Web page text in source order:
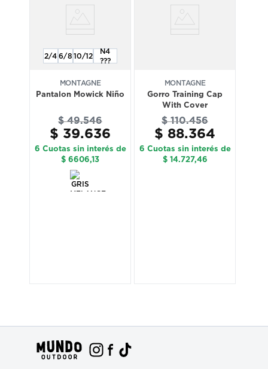
2/4 6/8 10/12
N4
???
MONTAGNE
Pantalon Mowick Niño
$ 49.546
$ 39.636
6 Cuotas sin interés de
$ 6606,13
MONTAGNE
Gorro Training Cap
With Cover
$ 110.456
$ 88.364
6 Cuotas sin interés de
$ 14.727,46